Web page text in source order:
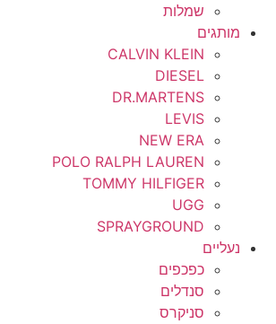
שמלות
מותגים
CALVIN KLEIN
DIESEL
DR.MARTENS
LEVIS
NEW ERA
POLO RALPH LAUREN
TOMMY HILFIGER
UGG
SPRAYGROUND
נעליים
כפכפים
סנדלים
סניקרס